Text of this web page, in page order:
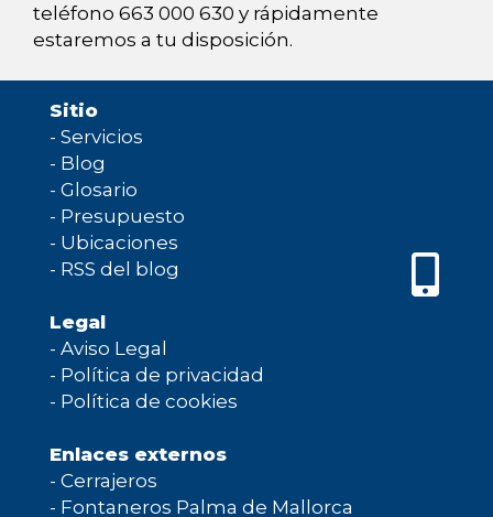
teléfono 663 000 630 y rápidamente
estaremos a tu disposición.
Sitio
- Servicios
- Blog
- Glosario
- Presupuesto
- Ubicaciones
- RSS del blog
Legal
- Aviso Legal
- Política de privacidad
- Política de cookies
Enlaces externos
- Cerrajeros
- Fontaneros Palma de Mallorca